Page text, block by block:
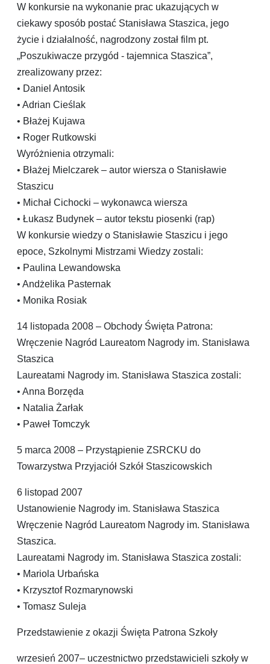
W konkursie na wykonanie prac ukazujących w
ciekawy sposób postać Stanisława Staszica, jego
życie i działalność, nagrodzony został film pt.
„Poszukiwacze przygód - tajemnica Staszica”,
zrealizowany przez:
• Daniel Antosik
• Adrian Cieślak
• Błażej Kujawa
• Roger Rutkowski
Wyróżnienia otrzymali:
• Błażej Mielczarek – autor wiersza o Stanisławie
Staszicu
• Michał Cichocki – wykonawca wiersza
• Łukasz Budynek – autor tekstu piosenki (rap)
W konkursie wiedzy o Stanisławie Staszicu i jego
epoce, Szkolnymi Mistrzami Wiedzy zostali:
• Paulina Lewandowska
• Andżelika Pasternak
• Monika Rosiak
14 listopada 2008 – Obchody Święta Patrona:
Wręczenie Nagród Laureatom Nagrody im. Stanisława
Staszica
Laureatami Nagrody im. Stanisława Staszica zostali:
• Anna Borzęda
• Natalia Żarłak
• Paweł Tomczyk
5 marca 2008 – Przystąpienie ZSRCKU do
Towarzystwa Przyjaciół Szkół Staszicowskich
6 listopad 2007
Ustanowienie Nagrody im. Stanisława Staszica
Wręczenie Nagród Laureatom Nagrody im. Stanisława
Staszica.
Laureatami Nagrody im. Stanisława Staszica zostali:
• Mariola Urbańska
• Krzysztof Rozmarynowski
• Tomasz Suleja
Przedstawienie z okazji Święta Patrona Szkoły
wrzesień 2007– uczestnictwo przedstawicieli szkoły w